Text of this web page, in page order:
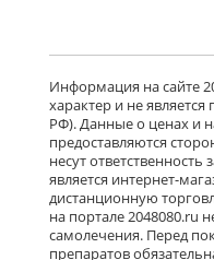
Информация на сайте
характер и не
РФ). Данные о ценах и
предоставляются
несут ответственность
является интернет-
дистанционную
на портале 2048080.ru
самолечения. Перед
препаратов